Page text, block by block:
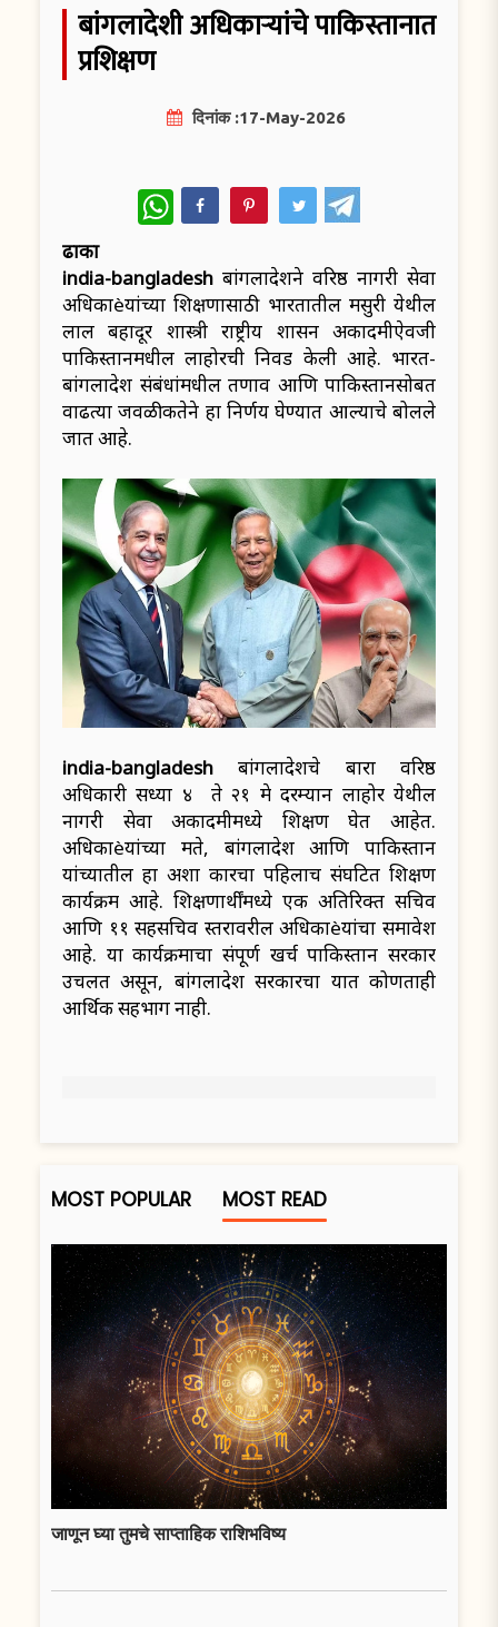
बांगलादेशी अधिकाऱ्यांचे पाकिस्तानात
प्रशिक्षण
दिनांक :17-May-2026
WhatsApp
ढाका
india-bangladesh बांगलादेशने वरिष्ठ नागरी सेवा
अधिकाèयांच्या प्रशिक्षणासाठी भारतातील मसुरी येथील
लाल बहादूर शास्त्री राष्ट्रीय प्रशासन अकादमीऐवजी
पाकिस्तानमधील लाहोरची निवड केली आहे. भारत-
बांगलादेश संबंधांमधील तणाव आणि पाकिस्तानसोबत
वाढत्या जवळीकतेने हा निर्णय घेण्यात आल्याचे बोलले
जात आहे.
india-bangladeshबांगलादेशचे बारा वरिष्ठ
अधिकारी सध्या ४ ते २१ मे दरम्यान लाहोर येथील
नागरी सेवा अकादमीमध्ये प्रशिक्षण घेत आहेत.
अधिकाèयांच्या मते, बांगलादेश आणि पाकिस्तान
यांच्यातील हा अशा प्रकारचा पहिलाच संघटित प्रशिक्षण
कार्यक्रम आहे. प्रशिक्षणार्थींमध्ये एक अतिरिक्त सचिव
आणि ११ सहसचिव स्तरावरील अधिकाèयांचा समावेश
आहे. या कार्यक्रमाचा संपूर्ण खर्च पाकिस्तान सरकार
उचलत असून, बांगलादेश सरकारचा यात कोणताही
आर्थिक सहभाग नाही.
MOST POPULAR MOST READ
जाणून घ्या तुमचे साप्ताहिक राशिभविष्य